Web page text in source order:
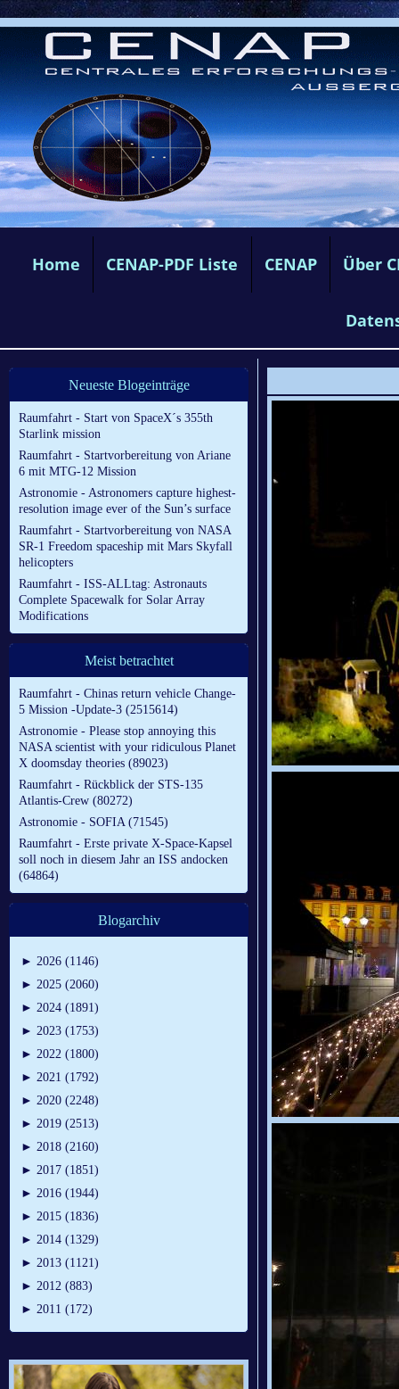
Home CENAP-PDF Liste CENAP Über
Neueste Blogeinträge
Raumfahrt - Start von SpaceX´s 355th
Starlink mission
Raumfahrt - Startvorbereitung von Ariane
6 mit MTG-12 Mission
Astronomie - Astronomers capture highest-
resolution image ever of the Sun’s surface
Raumfahrt - Startvorbereitung von NASA
SR-1 Freedom spaceship mit Mars Skyfall
helicopters
Raumfahrt - ISS-ALLtag: Astronauts
Complete Spacewalk for Solar Array
Modifications
Meist betrachtet
Raumfahrt - Chinas return vehicle Change-
5 Mission -Update-3 (2515614)
Astronomie - Please stop annoying this
NASA scientist with your ridiculous Planet
X doomsday theories (89023)
Raumfahrt - Rückblick der STS-135
Atlantis-Crew (80272)
Astronomie - SOFIA (71545)
Raumfahrt - Erste private X-Space-Kapsel
soll noch in diesem Jahr an ISS andocken
(64864)
Blogarchiv
► 2026 (1146)
► 2025 (2060)
► 2024 (1891)
► 2023 (1753)
► 2022 (1800)
► 2021 (1792)
► 2020 (2248)
► 2019 (2513)
► 2018 (2160)
► 2017 (1851)
► 2016 (1944)
► 2015 (1836)
► 2014 (1329)
► 2013 (1121)
► 2012 (883)
► 2011 (172)